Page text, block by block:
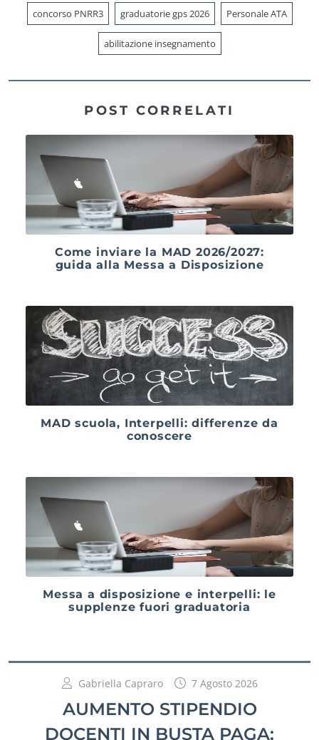
concorso PNRR3 graduatorie gps 2026 Personale ATA
abilitazione insegnamento
POST CORRELATI
Come inviare la MAD 2026/2027:
guida alla Messa a Disposizione
MAD scuola, Interpelli: differenze da
conoscere
Messa a disposizione e interpelli: le
supplenze fuori graduatoria
Gabriella Capraro 7 Agosto 2026
AUMENTO STIPENDIO
DOCENTI IN BUSTA PAGA: